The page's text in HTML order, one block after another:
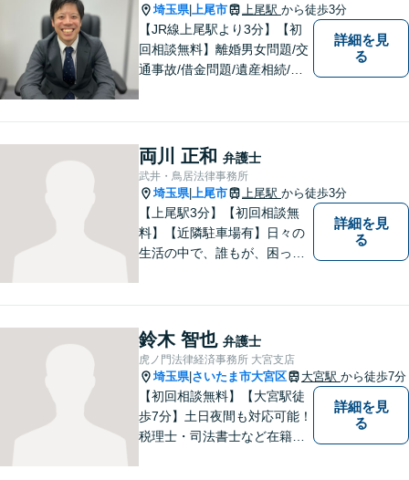
埼玉県| 上尾市 上尾駅 から徒歩3分
【JR線上尾駅より3分】【初
回相談無料】離婚男女問題/交
通事故/借金問題/遺産相続/債
に無料相談を時間を区切らず
に設けております。ぜひ、お
気軽にご相談ください。
詳細を見
る
両川 正和 弁護士
武井・鳥居法律事務所
埼玉県| 上尾市 上尾駅 から徒歩3分
【上尾駅3分】【初回相談無
料】【近隣駐車場有】日々の
生活の中で、誰もが、困っ
なってしまうことがあると思
います。そんな時は、お気軽
に私にご相談ください。
詳細を見
る
鈴木 智也 弁護士
虎ノ門法律経済事務所 大宮支店
埼玉県| さいたま市大宮区 大宮駅 から徒歩7分
【初回相談無料】【大宮駅徒
歩7分】土日夜間も対応可能！
税理士・司法書士など在籍で
詳細を見
る